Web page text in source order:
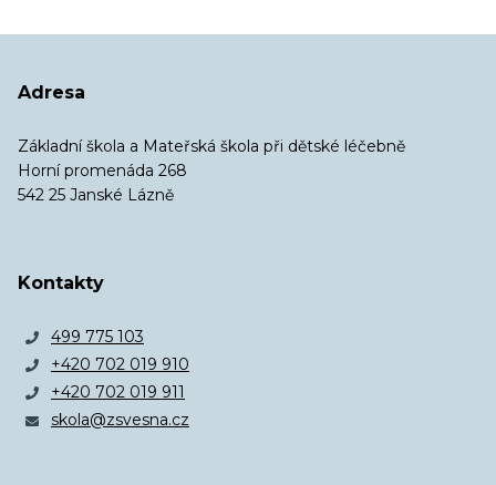
Adresa
Základní škola a Mateřská škola při dětské léčebně
Horní promenáda 268
542 25 Janské Lázně
Kontakty
499 775 103
+420 702 019 910
+420 702 019 911
skola@zsvesna.cz